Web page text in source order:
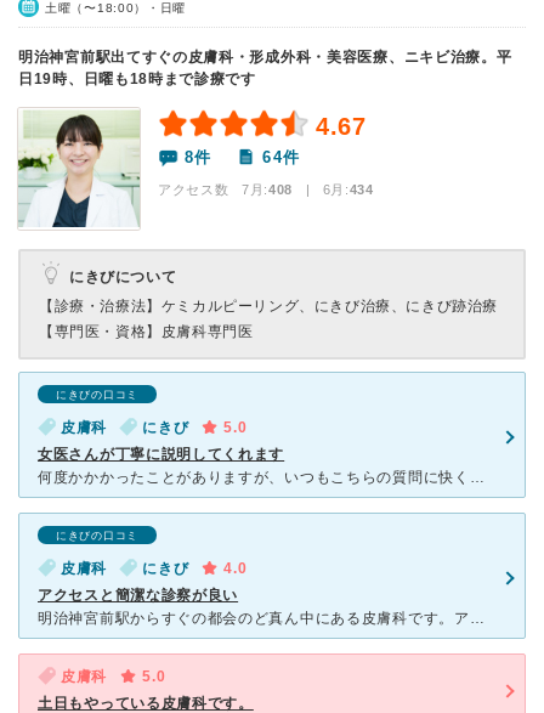
土曜（〜18:00）・日曜
明治神宮前駅出てすぐの皮膚科・形成外科・美容医療、ニキビ治療。平
日19時、日曜も18時まで診療です
4.67
8件 64件
アクセス数 7月:408 | 6月:434
にきびについて
【診療・治療法】 ケミカルピーリング、にきび治療、にきび跡治療
【専門医・資格】 皮膚科専門医
にきびの口コミ
皮膚科 にきび
5.0
女医さんが丁寧に説明してくれます
何度かかかったことがありますが、いつもこちらの質問に快く答えてくれて、とても気持ちよく診察を受けることができます。特に薬の注意点や、こちらの欲しい薬の要望にも、自身の症状に照らし合わせ提案してくださる
にきびの口コミ
皮膚科 にきび
4.0
アクセスと簡潔な診察が良い
明治神宮前駅からすぐの都会のど真ん中にある皮膚科です。アクセスはかなり良いと思います。立地が良い分、院内はそこまで広くはないのですが、清潔感はあります。受付の方もテキパキとしっかり対応してくださいまし
皮膚科
5.0
土日もやっている皮膚科です。